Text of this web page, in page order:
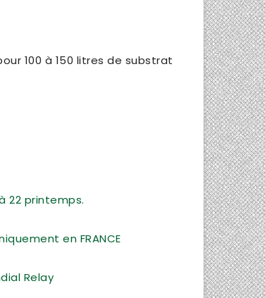
100 à 150 litres de substrat
22 printemps.
en FRANCE
Relay